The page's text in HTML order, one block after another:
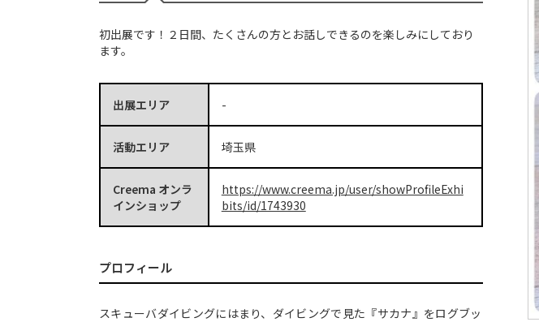
初出展です！２日間、たくさんの方とお話しできるのを楽しみにしており
ます。
出展エリア -
活動エリア 埼玉県
Creema オンラ
インショップ
https://www.creema.jp/user/showProfileExhi
bits/id/1743930
プロフィール
スキューバダイビングにはまり、ダイビングで見た『サカナ』をログブッ